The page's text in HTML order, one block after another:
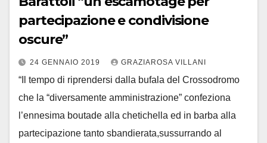
partecipazione e condivisione
oscure”
24 GENNAIO 2019 GRAZIAROSA VILLANI
“Il tempo di riprendersi dalla bufala del Crossodromo
che la “diversamente amministrazione” confeziona
l’ennesima boutade alla chetichella ed in barba alla
partecipazione tanto sbandierata,sussurrando al